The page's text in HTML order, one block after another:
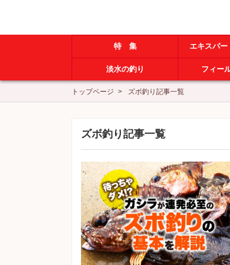
特 集 エキスパー
淡水の釣り フィー
トップページ ズボ釣り記事一覧
ズボ釣り記事一覧